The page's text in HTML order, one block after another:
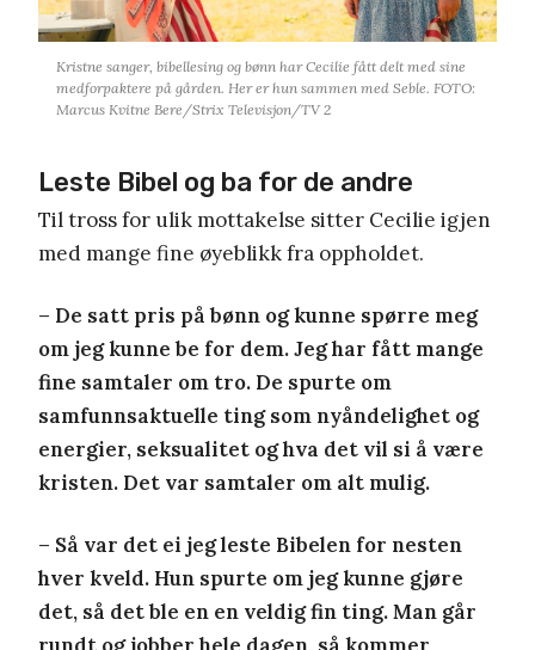
Kristne sanger, bibellesing og bønn har Cecilie fått delt med sine
medforpaktere på gården. Her er hun sammen med Seble. FOTO:
Marcus Kvitne Bere/Strix Televisjon/TV 2
Leste Bibel og ba for de andre
Til tross for ulik mottakelse sitter Cecilie igjen
med mange fine øyeblikk fra oppholdet.
– De satt pris på bønn og kunne spørre meg
om jeg kunne be for dem. Jeg har fått mange
fine samtaler om tro. De spurte om
samfunnsaktuelle ting som nyåndelighet og
energier, seksualitet og hva det vil si å være
kristen. Det var samtaler om alt mulig.
– Så var det ei jeg leste Bibelen for nesten
hver kveld. Hun spurte om jeg kunne gjøre
det, så det ble en en veldig fin ting. Man går